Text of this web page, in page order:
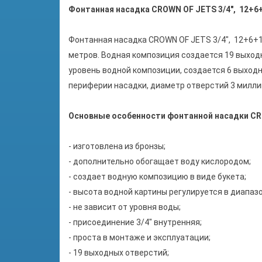
Фонтанная насадка CROWN OF JETS 3/4",
Фонтанная насадка CROWN OF JETS 3/4",
метров. Водная композиция создается 19
уровень водной композиции, создается 6
периферии насадки, диаметр отверстий 3
Основные особенности фонтанной насадки
- изготовлена из бронзы;
- дополнительно обогащает воду кислородом;
- создает водную композицию в виде букета;
- высота водной картины регулируется в
- не зависит от уровня воды;
- присоединение 3/4" внутренняя;
- проста в монтаже и эксплуатации;
- 19 выходных отверстий;